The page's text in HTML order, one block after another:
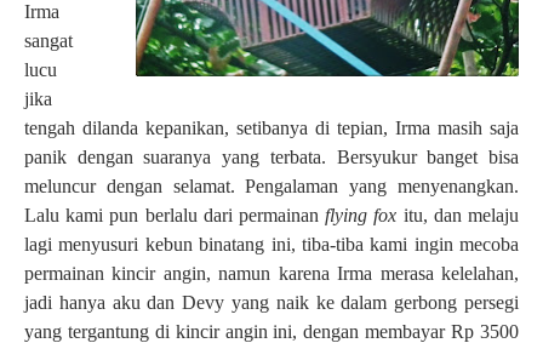
Irma
sangat
lucu
jika
tengah dilanda kepanikan, setibanya di tepian, Irma masih saja
panik dengan suaranya yang terbata. Bersyukur banget bisa
meluncur dengan selamat. Pengalaman yang menyenangkan.
Lalu kami pun berlalu dari permainanflying fox itu, dan melaju
lagi menyusuri kebun binatang ini, tiba-tiba kami ingin mecoba
permainan kincir angin, namun karena Irma merasa kelelahan,
jadi hanya aku dan Devy yang naik ke dalam gerbong persegi
yang tergantung di kincir angin ini, dengan membayar Rp 3500